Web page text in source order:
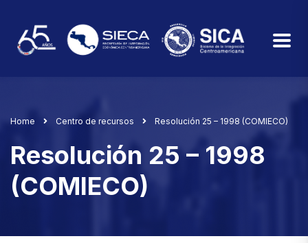
Home Centro de recursos Resolución 25 – 1998 (COMIECO)
Resolución 25 – 1998
(COMIECO)